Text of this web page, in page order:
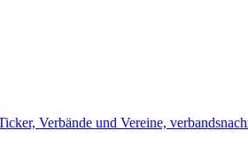
Verbände und Vereine,